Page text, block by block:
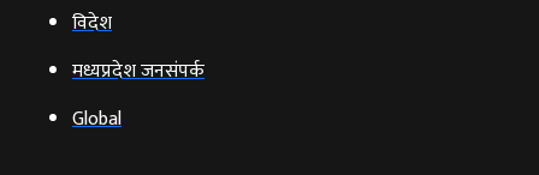
विदेश
मध्यप्रदेश जनसंपर्क
Global